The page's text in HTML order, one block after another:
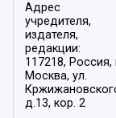
Адрес
учредителя,
издателя,
редакции:
117218, Россия,
Москва, ул.
д.13, кор. 2